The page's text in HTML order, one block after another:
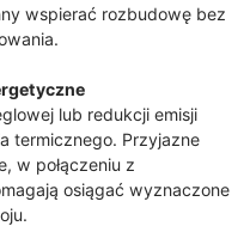
wspierać rozbudowę bez
lub redukcji emisji
termicznego. Przyjazne
w połączeniu z
osiągać wyznaczone